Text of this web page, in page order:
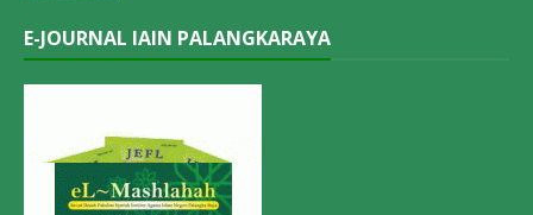
E-JOURNAL IAIN PALANGKARAYA